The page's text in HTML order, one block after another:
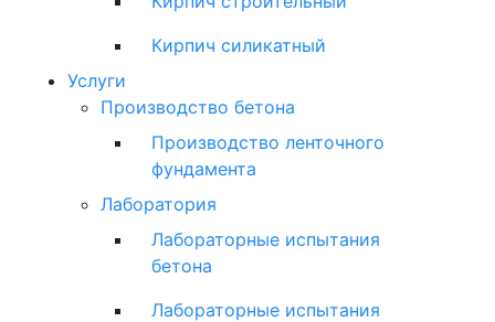
Кирпич силикатный
Услуги
Производство бетона
Производство ленточного
фундамента
Лаборатория
Лабораторные испытания
бетона
Лабораторные испытания